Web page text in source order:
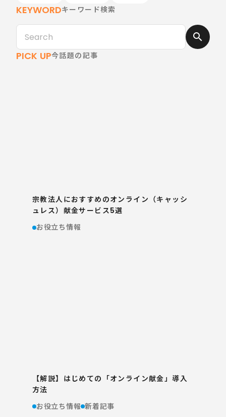
KEYWORDキーワード検索
search
PICK UP今話題の記事
宗教法人におすすめのオンライン（キャッシ
ュレス）献金サービス5選
お役立ち情報
【解説】はじめての「オンライン献金」導入
方法
お役立ち情報 新着記事